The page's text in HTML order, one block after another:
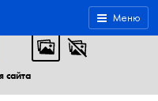
АБB
сайта
Меню